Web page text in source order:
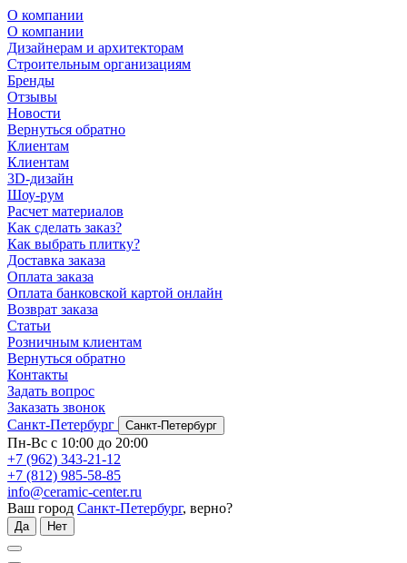
О компании
О компании
Дизайнерам и архитекторам
Строительным организациям
Бренды
Отзывы
Новости
Вернуться обратно
Клиентам
Клиентам
3D-дизайн
Шоу-рум
Расчет материалов
Как сделать заказ?
Как выбрать плитку?
Доставка заказа
Оплата заказа
Оплата банковской картой онлайн
Возврат заказа
Статьи
Розничным клиентам
Вернуться обратно
Контакты
Задать вопрос
Заказать звонок
Санкт-Петербург
Санкт-Петербург
Пн-Вс с 10:00 до 20:00
+7 (962) 343-21-12
+7 (812) 985-58-85
info@ceramic-center.ru
Ваш город Санкт-Петербург, верно?
Да Нет